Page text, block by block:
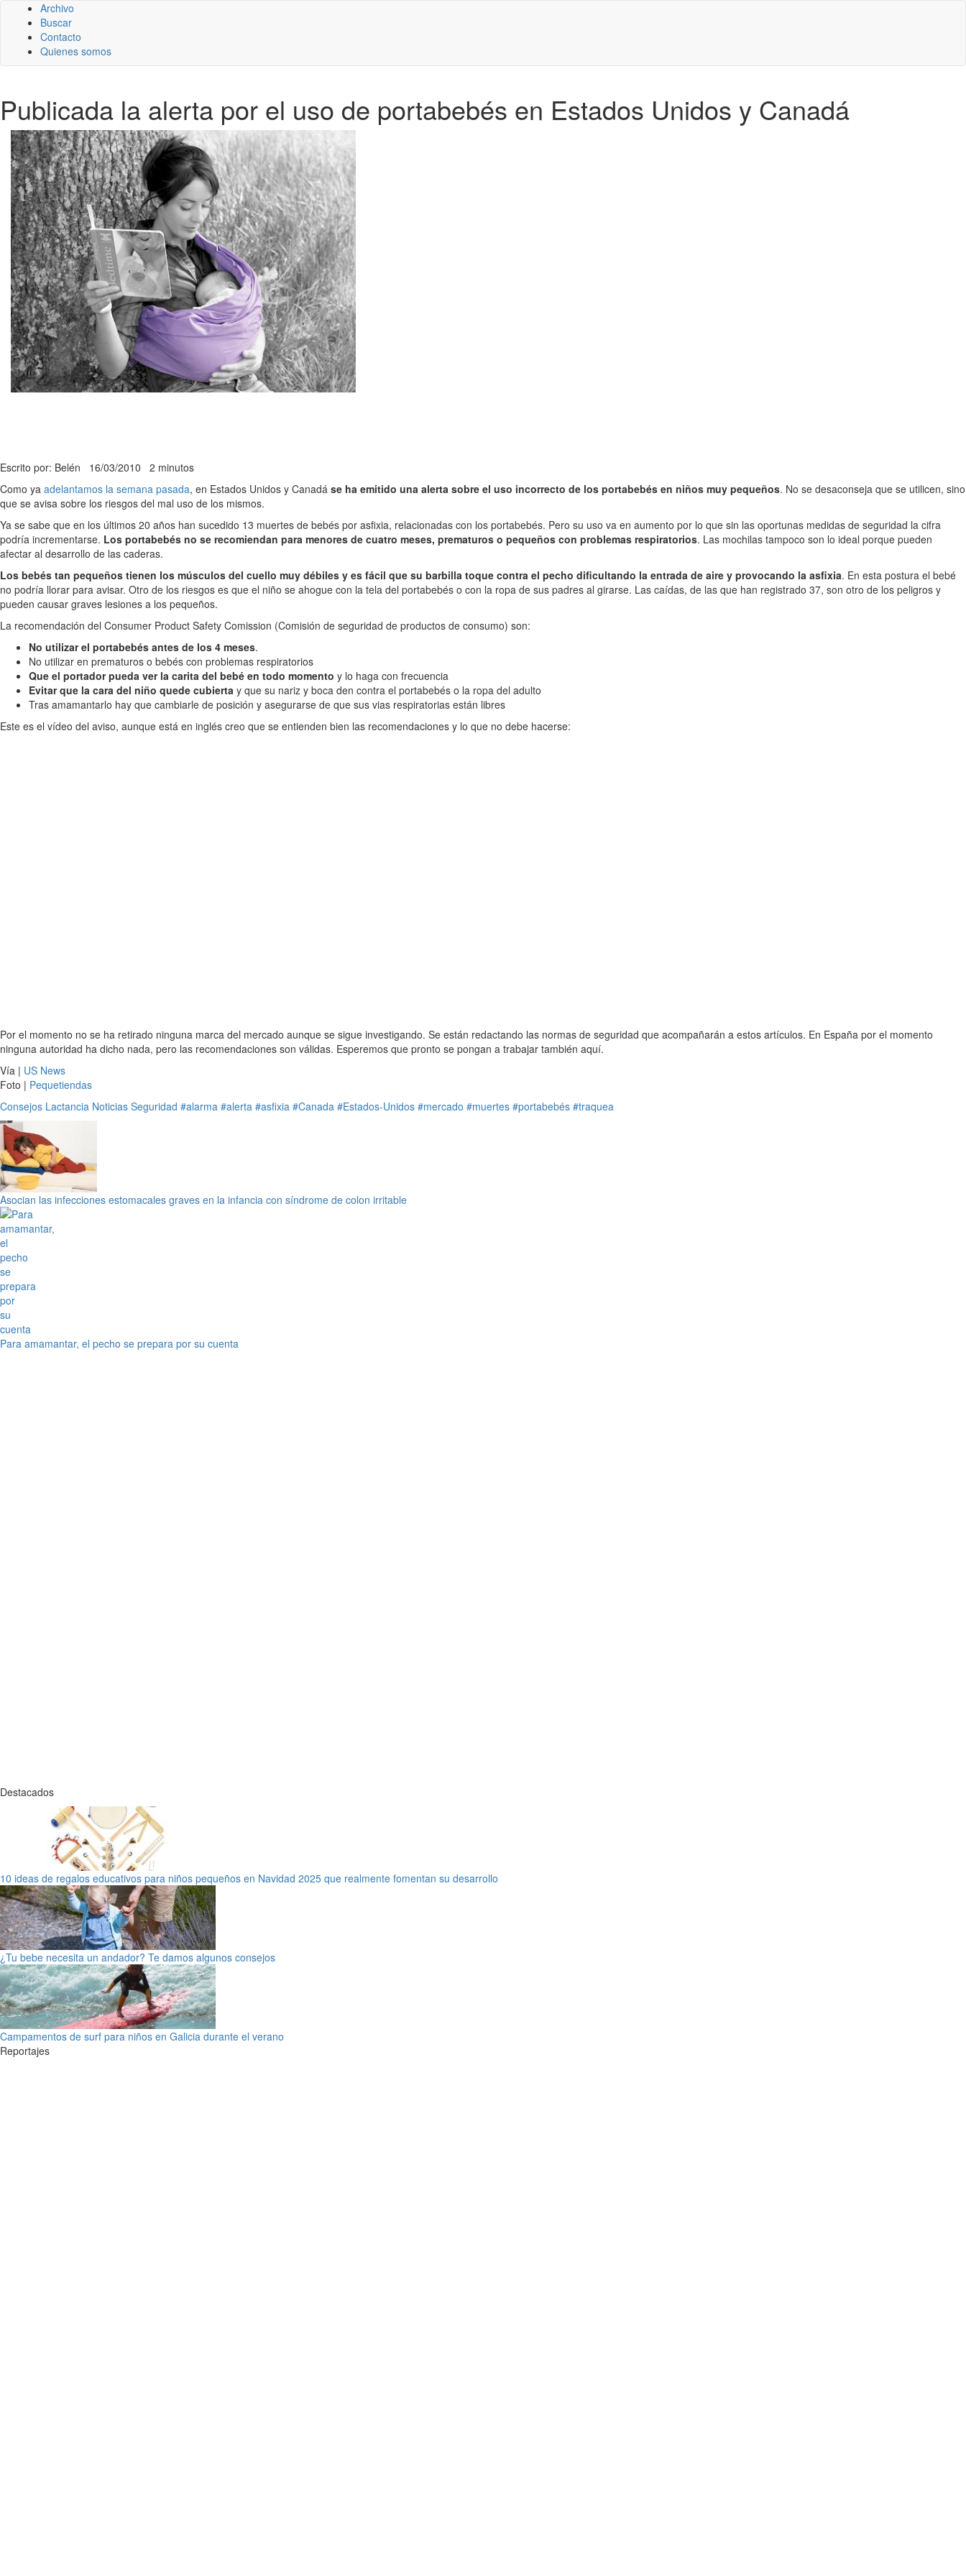
Archivo
Buscar
Contacto
Quienes somos
Publicada la alerta por el uso de portabebés en Estados Unidos y Canadá
Escrito por: Belén 16/03/2010 2 minutos
Como ya adelantamos la semana pasada, en Estados Unidos y Canadá se ha emitido una alerta sobre el uso incorrecto de los portabebés en niños muy pequeños. No se desaconseja que se utilicen, sino
que se avisa sobre los riesgos del mal uso de los mismos.
Ya se sabe que en los últimos 20 años han sucedido 13 muertes de bebés por asfixia, relacionadas con los portabebés. Pero su uso va en aumento por lo que sin las oportunas medidas de seguridad la cifra
podría incrementarse. Los portabebés no se recomiendan para menores de cuatro meses, prematuros o pequeños con problemas respiratorios. Las mochilas tampoco son lo ideal porque pueden
afectar al desarrollo de las caderas.
Los bebés tan pequeños tienen los músculos del cuello muy débiles y es fácil que su barbilla toque contra el pecho dificultando la entrada de aire y provocando la asfixia. En esta postura el bebé
no podría llorar para avisar. Otro de los riesgos es que el niño se ahogue con la tela del portabebés o con la ropa de sus padres al girarse. Las caídas, de las que han registrado 37, son otro de los peligros y
pueden causar graves lesiones a los pequeños.
La recomendación del Consumer Product Safety Comission (Comisión de seguridad de productos de consumo) son:
No utilizar el portabebés antes de los 4 meses.
No utilizar en prematuros o bebés con problemas respiratorios
Que el portador pueda ver la carita del bebé en todo momento y lo haga con frecuencia
Evitar que la cara del niño quede cubierta y que su nariz y boca den contra el portabebés o la ropa del adulto
Tras amamantarlo hay que cambiarle de posición y asegurarse de que sus vias respiratorias están libres
Este es el vídeo del aviso, aunque está en inglés creo que se entienden bien las recomendaciones y lo que no debe hacerse:
Por el momento no se ha retirado ninguna marca del mercado aunque se sigue investigando. Se están redactando las normas de seguridad que acompañarán a estos artículos. En España por el momento
ninguna autoridad ha dicho nada, pero las recomendaciones son válidas. Esperemos que pronto se pongan a trabajar también aquí.
Vía | US News
Foto | Pequetiendas
Consejos Lactancia Noticias Seguridad #alarma #alerta #asfixia #Canada #Estados-Unidos #mercado #muertes #portabebés #traquea
Asocian las infecciones estomacales graves en la infancia con síndrome de colon irritable
Para amamantar, el pecho se prepara por su cuenta
Destacados
10 ideas de regalos educativos para niños pequeños en Navidad 2025 que realmente fomentan su desarrollo
¿Tu bebe necesita un andador? Te damos algunos consejos
Campamentos de surf para niños en Galicia durante el verano
Reportajes